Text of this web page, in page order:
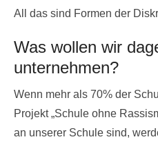
All das sind Formen der
Was wollen wir
unternehmen?
Wenn mehr als 70% der
Projekt „Schule ohne
an unserer Schule sind,